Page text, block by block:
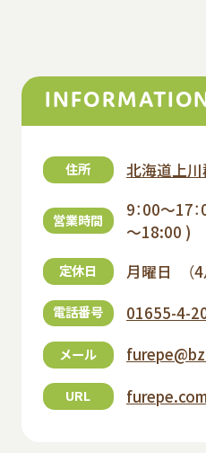
住所 北海道上
営業時間
9：00～17
～18:00 )
定休日 月曜日 （4
電話番号 01655-4-
メール
URL furepe.com